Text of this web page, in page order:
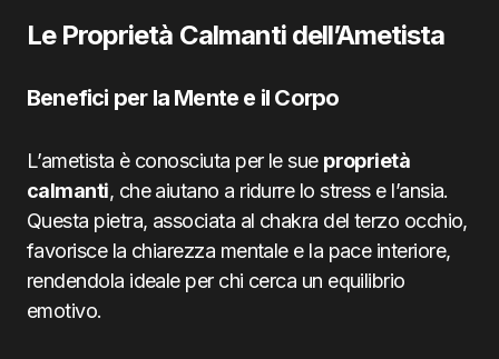
Le Proprietà Calmanti dell’Ametista
Benefici per la Mente e il Corpo
L’ametista è conosciuta per le sue proprietà
calmanti, che aiutano a ridurre lo stress e l’ansia.
Questa pietra, associata al chakra del terzo occhio,
favorisce la chiarezza mentale e la pace interiore,
rendendola ideale per chi cerca un equilibrio
emotivo.